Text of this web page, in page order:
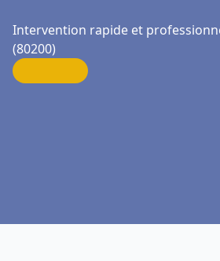
Intervention rapide et
(80200)